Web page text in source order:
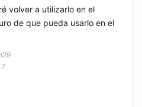
volver a utilizarlo en el
de que pueda usarlo en el